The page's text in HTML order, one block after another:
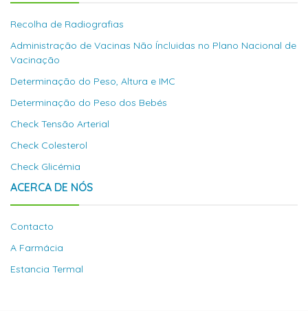
Recolha de Radiografias
Administração de Vacinas Não Íncluidas no Plano Nacional de
Vacinação
Determinação do Peso, Altura e IMC
Determinação do Peso dos Bebés
Check Tensão Arterial
Check Colesterol
Check Glicémia
ACERCA DE NÓS
Contacto
A Farmácia
Estancia Termal